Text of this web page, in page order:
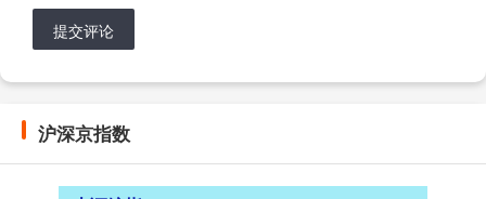
提交评论
沪深京指数